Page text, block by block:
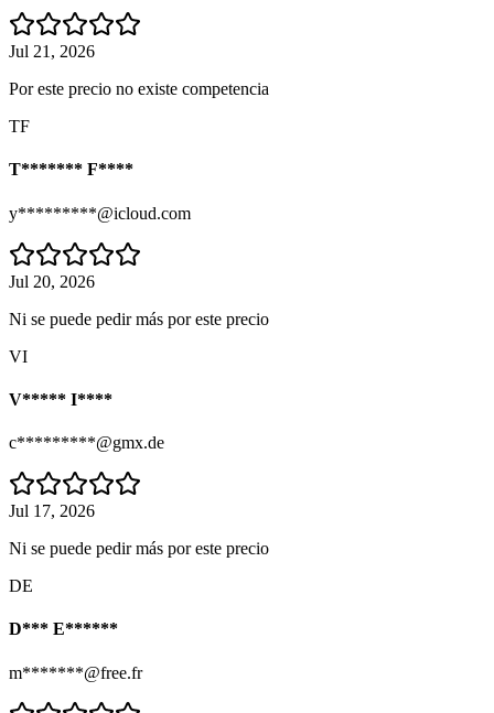
Jul 21, 2026
Por este precio no existe competencia
TF
T******* F****
y*********@icloud.com
Jul 20, 2026
Ni se puede pedir más por este precio
VI
V***** I****
c*********@gmx.de
Jul 17, 2026
Ni se puede pedir más por este precio
DE
D*** E******
m*******@free.fr